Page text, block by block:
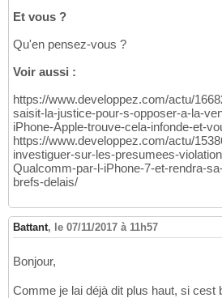
Et vous ?
Qu'en pensez-vous ?
Voir aussi :
https://www.developpez.com/actu/
saisit-la-justice-pour-s-opposer-a-la-
iPhone-Apple-trouve-cela-infonde-et-
https://www.developpez.com/actu/
investiguer-sur-les-presumees-
Qualcomm-par-l-iPhone-7-et-rendra-
brefs-delais/
Battant, le 07/11/2017 à 11h57
Bonjour,
Comme je lai déjà dit plus haut, si